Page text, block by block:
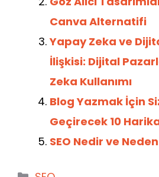
Canva Alternatifi
Yapay Zeka ve
İlişkisi: Dijital
Zeka Kullanımı
Blog Yazmak İçin
Geçirecek 10
SEO Nedir ve